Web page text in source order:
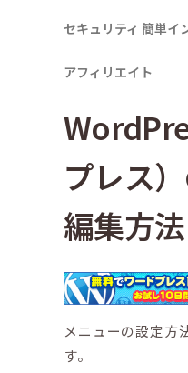
セキュリティ 簡単イ
アフィリエイト
プレス
編集方法
メニューの設定方
す。